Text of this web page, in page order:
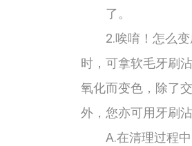
了。
2.唉唷！怎么变
时，可拿软毛牙刷
氧化而变色，除了
外，您亦可用牙刷
A.在清理过程中